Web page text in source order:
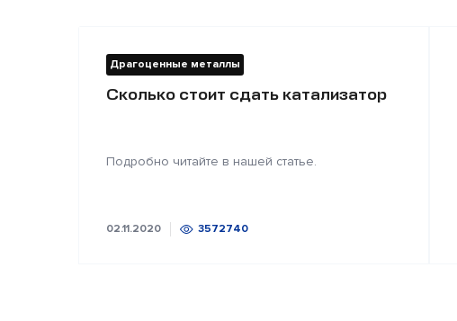
Драгоценные металлы
Сколько стоит сдать катализатор
Подробно читайте в нашей статье.
02.11.2020 3572740